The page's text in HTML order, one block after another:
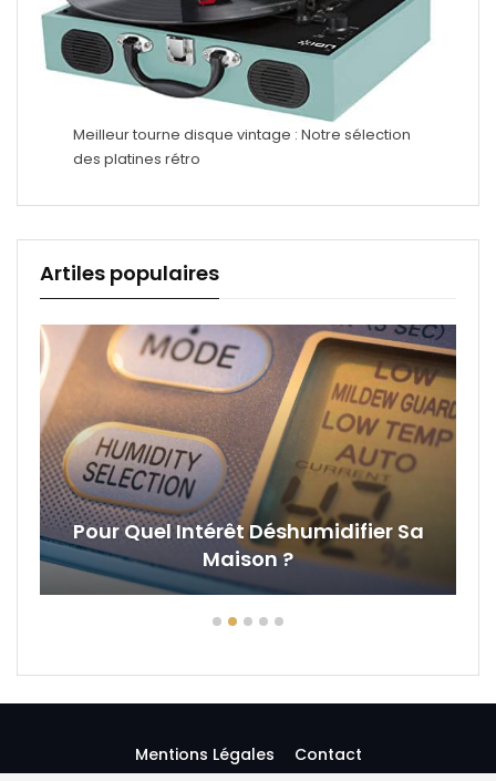
Meilleur tourne disque vintage : Notre sélection
des platines rétro
Artiles populaires
Pour Quel Intérêt Déshumidifier Sa
Maison ?
Mentions Légales Contact